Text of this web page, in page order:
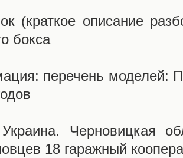
(краткое описание
бокса
перечень моделей:
Черновицкая
18 гаражный